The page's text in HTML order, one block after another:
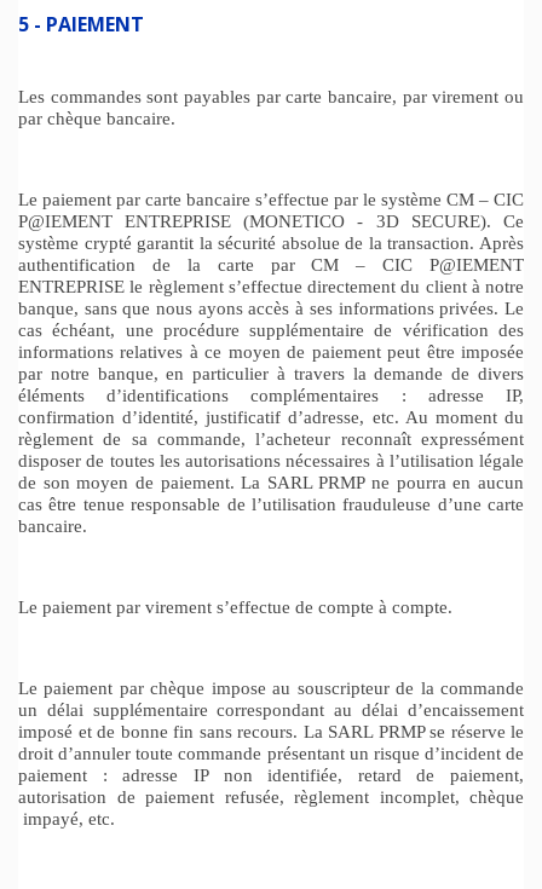
5 - PAIEMENT
Les commandes sont payables par carte bancaire, par virement ou
par chèque bancaire.
Le paiement par carte bancaire s’effectue par le système CM – CIC
P@IEMENT ENTREPRISE (MONETICO - 3D SECURE). Ce
système crypté garantit la sécurité absolue de la transaction. Après
authentification de la carte par CM – CIC P@IEMENT
ENTREPRISE le règlement s’effectue directement du client à notre
banque, sans que nous ayons accès à ses informations privées. Le
cas échéant, une procédure supplémentaire de vérification des
informations relatives à ce moyen de paiement peut être imposée
par notre banque, en particulier à travers la demande de divers
éléments d’identifications complémentaires : adresse IP,
confirmation d’identité, justificatif d’adresse, etc. Au moment du
règlement de sa commande, l’acheteur reconnaît expressément
disposer de toutes les autorisations nécessaires à l’utilisation légale
de son moyen de paiement. La SARL PRMP ne pourra en aucun
cas être tenue responsable de l’utilisation frauduleuse d’une carte
bancaire.
Le paiement par virement s’effectue de compte à compte.
Le paiement par chèque impose au souscripteur de la commande
un délai supplémentaire correspondant au délai d’encaissement
imposé et de bonne fin sans recours. La SARL PRMP se réserve le
droit d’annuler toute commande présentant un risque d’incident de
paiement : adresse IP non identifiée, retard de paiement,
autorisation de paiement refusée, règlement incomplet, chèque
impayé, etc.